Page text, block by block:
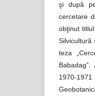
şi după
cercetare
obţinut
Silvicultură
teza
1970-